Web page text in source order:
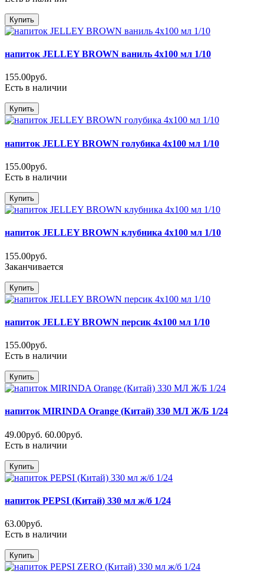
Купить
напиток JELLEY BROWN ваниль 4х100 мл 1/10
155.00руб.
Есть в наличии
Купить
напиток JELLEY BROWN голубика 4х100 мл 1/10
155.00руб.
Есть в наличии
Купить
напиток JELLEY BROWN клубника 4х100 мл 1/10
155.00руб.
Заканчивается
Купить
напиток JELLEY BROWN персик 4х100 мл 1/10
155.00руб.
Есть в наличии
Купить
напиток MIRINDA Orange (Китай) 330 МЛ Ж/Б 1/24
49.00руб. 60.00руб.
Есть в наличии
Купить
напиток PEPSI (Китай) 330 мл ж/б 1/24
63.00руб.
Есть в наличии
Купить